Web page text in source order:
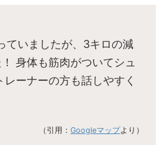
ていましたが、3キロの減
身体も筋肉がついてシュ
レーナーの方も話しやすく
（引用： Googleマップより）